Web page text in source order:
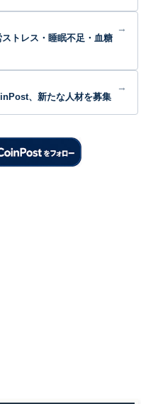
トレス・睡眠不足・血糖
→
、新たな人材を募集
→